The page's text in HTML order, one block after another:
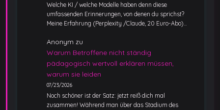
Welche KI / welche Modelle haben denn diese
umfassenden Erinnerungen, von denen du sprichst?
Meine Erfahrung (Perplexity /Claude, 20 Euro-Abo)…
Anonym zu
Warum Betroffene nicht ständig
pädagogisch wertvoll erklären müssen,
warum sie leiden
07/23/2026
Noch schöner ist der Satz: jetzt reiß dich mal
zusammen! Während man über das Stadium des